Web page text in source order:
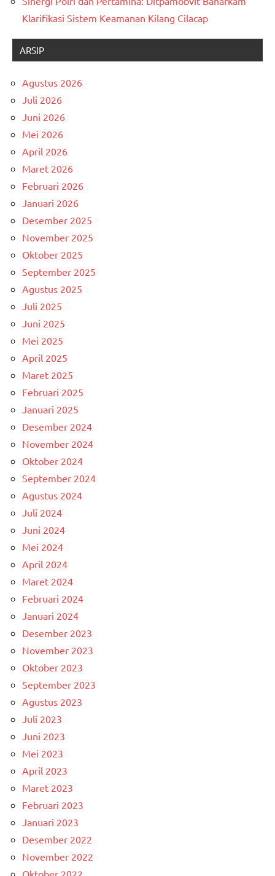
Klarifikasi Sistem Keamanan Kilang Cilacap
ARSIP
Agustus 2026
Juli 2026
Juni 2026
Mei 2026
April 2026
Maret 2026
Februari 2026
Januari 2026
Desember 2025
November 2025
Oktober 2025
September 2025
Agustus 2025
Juli 2025
Juni 2025
Mei 2025
April 2025
Maret 2025
Februari 2025
Januari 2025
Desember 2024
November 2024
Oktober 2024
September 2024
Agustus 2024
Juli 2024
Juni 2024
Mei 2024
April 2024
Maret 2024
Februari 2024
Januari 2024
Desember 2023
November 2023
Oktober 2023
September 2023
Agustus 2023
Juli 2023
Juni 2023
Mei 2023
April 2023
Maret 2023
Februari 2023
Januari 2023
Desember 2022
November 2022